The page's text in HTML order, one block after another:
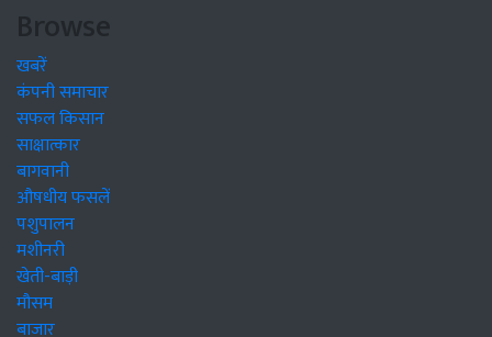
Browse
खबरें
कंपनी समाचार
सफल किसान
साक्षात्कार
बागवानी
औषधीय फसलें
पशुपालन
मशीनरी
खेती-बाड़ी
मौसम
बाजार